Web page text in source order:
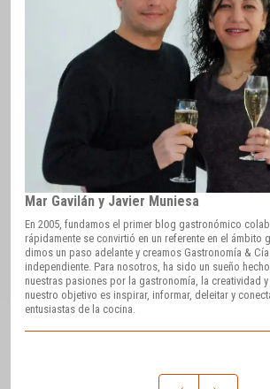
Mar Gavilán y Javier Muniesa
En 2005, fundamos el primer blog gastronómico
rápidamente se convirtió en un referente en el ámbito
dimos un paso adelante y creamos Gastronomía &
independiente. Para nosotros, ha sido un sueño
nuestras pasiones por la gastronomía, la creatividad
nuestro objetivo es inspirar, informar, deleitar y
entusiastas de la cocina.